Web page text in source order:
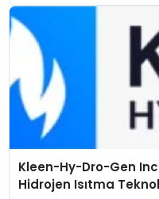
Kleen-Hy-Dro-Gen
Hidrojen Isıtma